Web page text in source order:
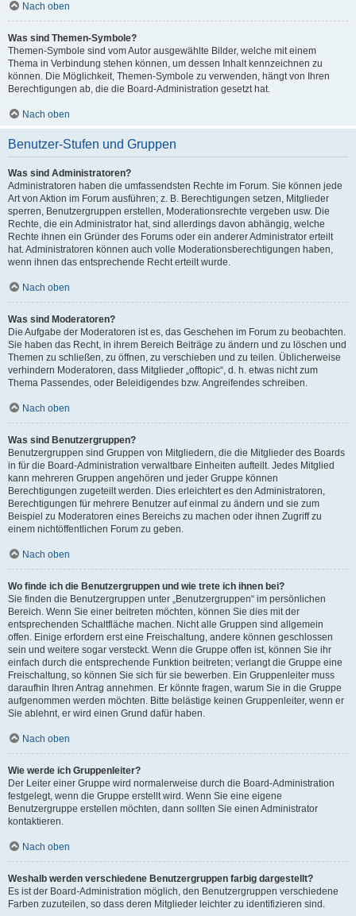
Nach oben
Was sind Themen-Symbole?
Themen-Symbole sind vom Autor ausgewählte Bilder, welche mit einem
Thema in Verbindung stehen können, um dessen Inhalt kennzeichnen zu
können. Die Möglichkeit, Themen-Symbole zu verwenden, hängt von Ihren
Berechtigungen ab, die die Board-Administration gesetzt hat.
Nach oben
Benutzer-Stufen und Gruppen
Was sind Administratoren?
Administratoren haben die umfassendsten Rechte im Forum. Sie können jede
Art von Aktion im Forum ausführen; z. B. Berechtigungen setzen, Mitglieder
sperren, Benutzergruppen erstellen, Moderationsrechte vergeben usw. Die
Rechte, die ein Administrator hat, sind allerdings davon abhängig, welche
Rechte ihnen ein Gründer des Forums oder ein anderer Administrator erteilt
hat. Administratoren können auch volle Moderationsberechtigungen haben,
wenn ihnen das entsprechende Recht erteilt wurde.
Nach oben
Was sind Moderatoren?
Die Aufgabe der Moderatoren ist es, das Geschehen im Forum zu beobachten.
Sie haben das Recht, in ihrem Bereich Beiträge zu ändern und zu löschen und
Themen zu schließen, zu öffnen, zu verschieben und zu teilen. Üblicherweise
verhindern Moderatoren, dass Mitglieder „offtopic“, d. h. etwas nicht zum
Thema Passendes, oder Beleidigendes bzw. Angreifendes schreiben.
Nach oben
Was sind Benutzergruppen?
Benutzergruppen sind Gruppen von Mitgliedern, die die Mitglieder des Boards
in für die Board-Administration verwaltbare Einheiten aufteilt. Jedes Mitglied
kann mehreren Gruppen angehören und jeder Gruppe können
Berechtigungen zugeteilt werden. Dies erleichtert es den Administratoren,
Berechtigungen für mehrere Benutzer auf einmal zu ändern und sie zum
Beispiel zu Moderatoren eines Bereichs zu machen oder ihnen Zugriff zu
einem nichtöffentlichen Forum zu geben.
Nach oben
Wo finde ich die Benutzergruppen und wie trete ich ihnen bei?
Sie finden die Benutzergruppen unter „Benutzergruppen“ im persönlichen
Bereich. Wenn Sie einer beitreten möchten, können Sie dies mit der
entsprechenden Schaltfläche machen. Nicht alle Gruppen sind allgemein
offen. Einige erfordern erst eine Freischaltung, andere können geschlossen
sein und weitere sogar versteckt. Wenn die Gruppe offen ist, können Sie ihr
einfach durch die entsprechende Funktion beitreten; verlangt die Gruppe eine
Freischaltung, so können Sie sich für sie bewerben. Ein Gruppenleiter muss
daraufhin Ihren Antrag annehmen. Er könnte fragen, warum Sie in die Gruppe
aufgenommen werden möchten. Bitte belästige keinen Gruppenleiter, wenn er
Sie ablehnt, er wird einen Grund dafür haben.
Nach oben
Wie werde ich Gruppenleiter?
Der Leiter einer Gruppe wird normalerweise durch die Board-Administration
festgelegt, wenn die Gruppe erstellt wird. Wenn Sie eine eigene
Benutzergruppe erstellen möchten, dann sollten Sie einen Administrator
kontaktieren.
Nach oben
Weshalb werden verschiedene Benutzergruppen farbig dargestellt?
Es ist der Board-Administration möglich, den Benutzergruppen verschiedene
Farben zuzuteilen, so dass deren Mitglieder leichter zu identifizieren sind.